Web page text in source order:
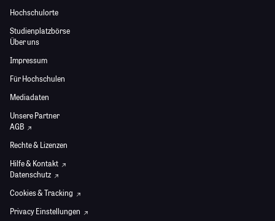
Hochschulorte
Studienplatzbörse
Über uns
Impressum
Für Hochschulen
Mediadaten
Unsere Partner
AGB
Rechte & Lizenzen
Hilfe & Kontakt
Datenschutz
Cookies & Tracking
Privacy Einstellungen